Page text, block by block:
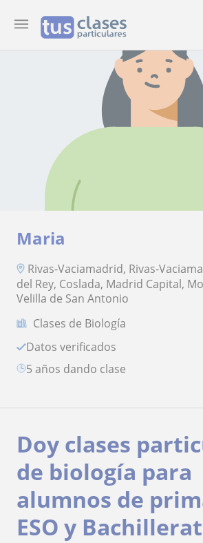
Maria
Rivas-Vaciamadrid, Rivas-
del Rey, Coslada, Madrid Capital,
Velilla de San Antonio
Clases de Biología
Datos verificados
5 años dando clase
Doy clases
de biología para
alumnos de
ESO y